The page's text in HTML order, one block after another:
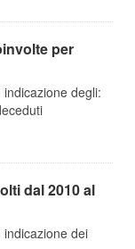
per
degli:
dal 2010 al
dei